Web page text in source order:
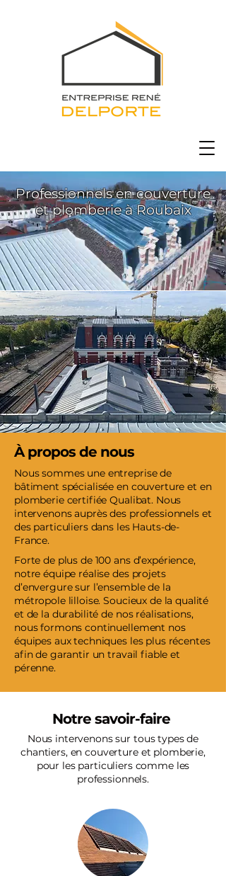
Professionnels en couverture
et plomberie à Roubaix
À propos de nous
Nous sommes une entreprise de
bâtiment spécialisée en couverture et en
plomberie certifiée Qualibat. Nous
intervenons auprès des professionnels et
des particuliers dans les Hauts-de-
France.
Forte de plus de 100 ans d’expérience,
notre équipe réalise des projets
d’envergure sur l’ensemble de la
métropole lilloise. Soucieux de la qualité
et de la durabilité de nos réalisations,
nous formons continuellement nos
équipes aux techniques les plus récentes
afin de garantir un travail fiable et
pérenne.
Notre savoir-faire
Nous intervenons sur tous types de
chantiers, en couverture et plomberie,
pour les particuliers comme les
professionnels.